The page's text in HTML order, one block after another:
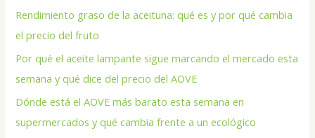
Rendimiento graso de la aceituna: qué es y por qué cambia
el precio del fruto
Por qué el aceite lampante sigue marcando el mercado esta
semana y qué dice del precio del AOVE
Dónde está el AOVE más barato esta semana en
supermercados y qué cambia frente a un ecológico